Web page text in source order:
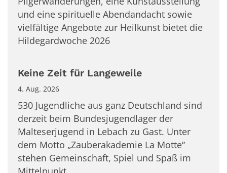
und eine spirituelle Abendandacht sowie
vielfältige Angebote zur Heilkunst bietet die
Hildegardwoche 2026
Keine Zeit für Langeweile
4. Aug. 2026
530 Jugendliche aus ganz Deutschland sind
derzeit beim Bundesjugendlager der
Malteserjugend in Lebach zu Gast. Unter
dem Motto „Zauberakademie La Motte“
stehen Gemeinschaft, Spiel und Spaß im